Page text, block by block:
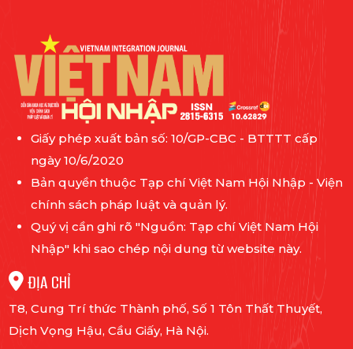
Giấy phép xuất bản số: 10/GP-CBC - BTTTT cấp
ngày 10/6/2020
Bản quyền thuộc Tạp chí Việt Nam Hội Nhập - Viện
chính sách pháp luật và quản lý.
Quý vị cần ghi rõ "Nguồn: Tạp chí Việt Nam Hội
Nhập" khi sao chép nội dung từ website này.
ĐỊA CHỈ
T8, Cung Trí thức Thành phố, Số 1 Tôn Thất Thuyết,
Dịch Vọng Hậu, Cầu Giấy, Hà Nội.